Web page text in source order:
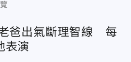
爸出氣斷理智線 每
表演